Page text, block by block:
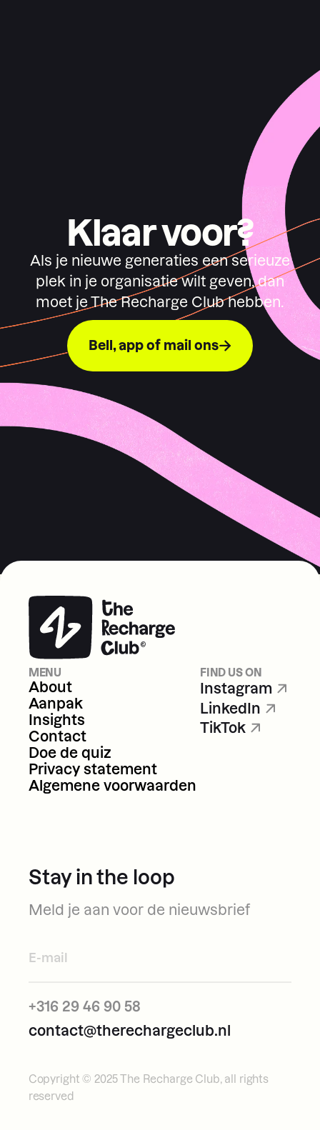
Klaar voor?
Als je nieuwe generaties een serieuze
plek in je organisatie wilt geven, dan
moet je The Recharge Club hebben.
Bell, app of mail ons
MENU
About
About
Aanpak
Aanpak
Insights
Insights
Contact
Contact
Doe de quiz
Doe de quiz
Privacy statement
Algemene voorwaarden
FIND US ON
Instagram
Instagram
LinkedIn
TikTok
Stay in the loop
Meld je aan voor de nieuwsbrief
+316 29 46 90 58
contact@therechargeclub.nl
Copyright © 2025 The Recharge Club, all rights
reserved